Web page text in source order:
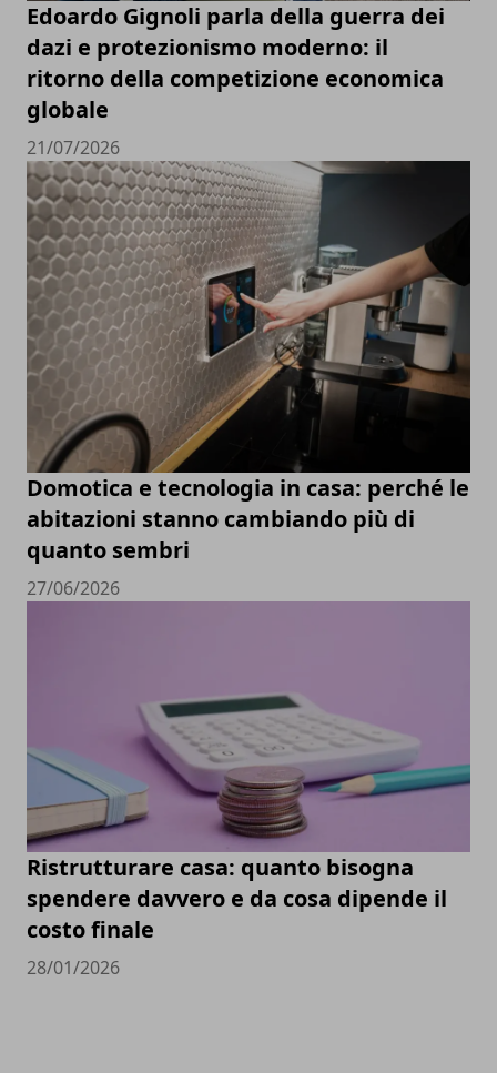
Edoardo Gignoli parla della guerra dei
dazi e protezionismo moderno: il
ritorno della competizione economica
globale
21/07/2026
Domotica e tecnologia in casa: perché le
abitazioni stanno cambiando più di
quanto sembri
27/06/2026
Ristrutturare casa: quanto bisogna
spendere davvero e da cosa dipende il
costo finale
28/01/2026